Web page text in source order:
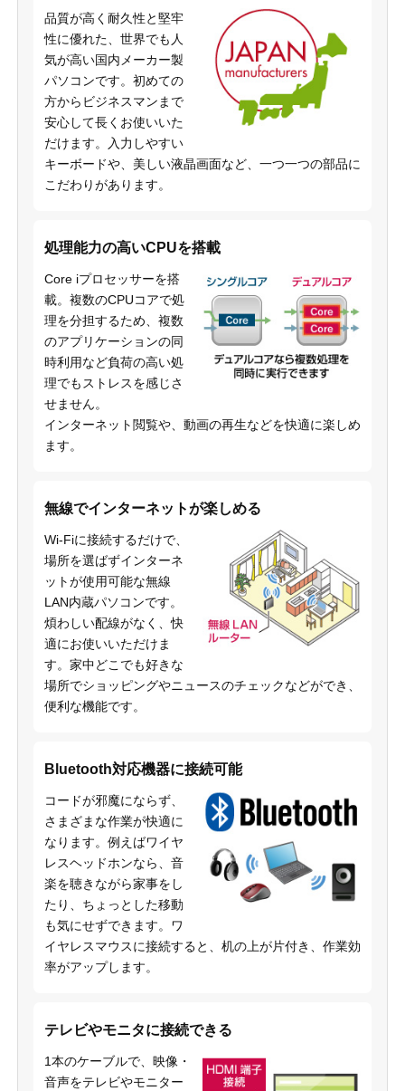
品質が高く耐久性と堅牢
性に優れた、世界でも人
気が高い国内メーカー製
パソコンです。初めての
方からビジネスマンまで
安心して長くお使いいた
だけます。入力しやすい
キーボードや、美しい液晶画面など、一つ一つの部品に
こだわりがあります。
処理能力の高いCPUを搭載
Core iプロセッサーを搭
載。複数のCPUコアで処
理を分担するため、複数
のアプリケーションの同
時利用など負荷の高い処
理でもストレスを感じさ
せません。
インターネット閲覧や、動画の再生などを快適に楽しめ
ます。
無線でインターネットが楽しめる
Wi-Fiに接続するだけで、
場所を選ばずインターネ
ットが使用可能な無線
LAN内蔵パソコンです。
煩わしい配線がなく、快
適にお使いいただけま
す。家中どこでも好きな
場所でショッピングやニュースのチェックなどができ、
便利な機能です。
Bluetooth対応機器に接続可能
コードが邪魔にならず、
さまざまな作業が快適に
なります。例えばワイヤ
レスヘッドホンなら、音
楽を聴きながら家事をし
たり、ちょっとした移動
も気にせずできます。ワ
イヤレスマウスに接続すると、机の上が片付き、作業効
率がアップします。
テレビやモニタに接続できる
1本のケーブルで、映像・
音声をテレビやモニター